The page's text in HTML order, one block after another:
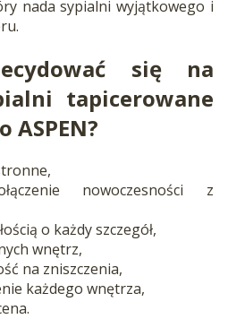
nada sypialni wyjątkowego i
się na
tapicerowane
ASPEN?
nowoczesności z
o każdy szczegół,
wnętrz,
na zniszczenia,
każdego wnętrza,